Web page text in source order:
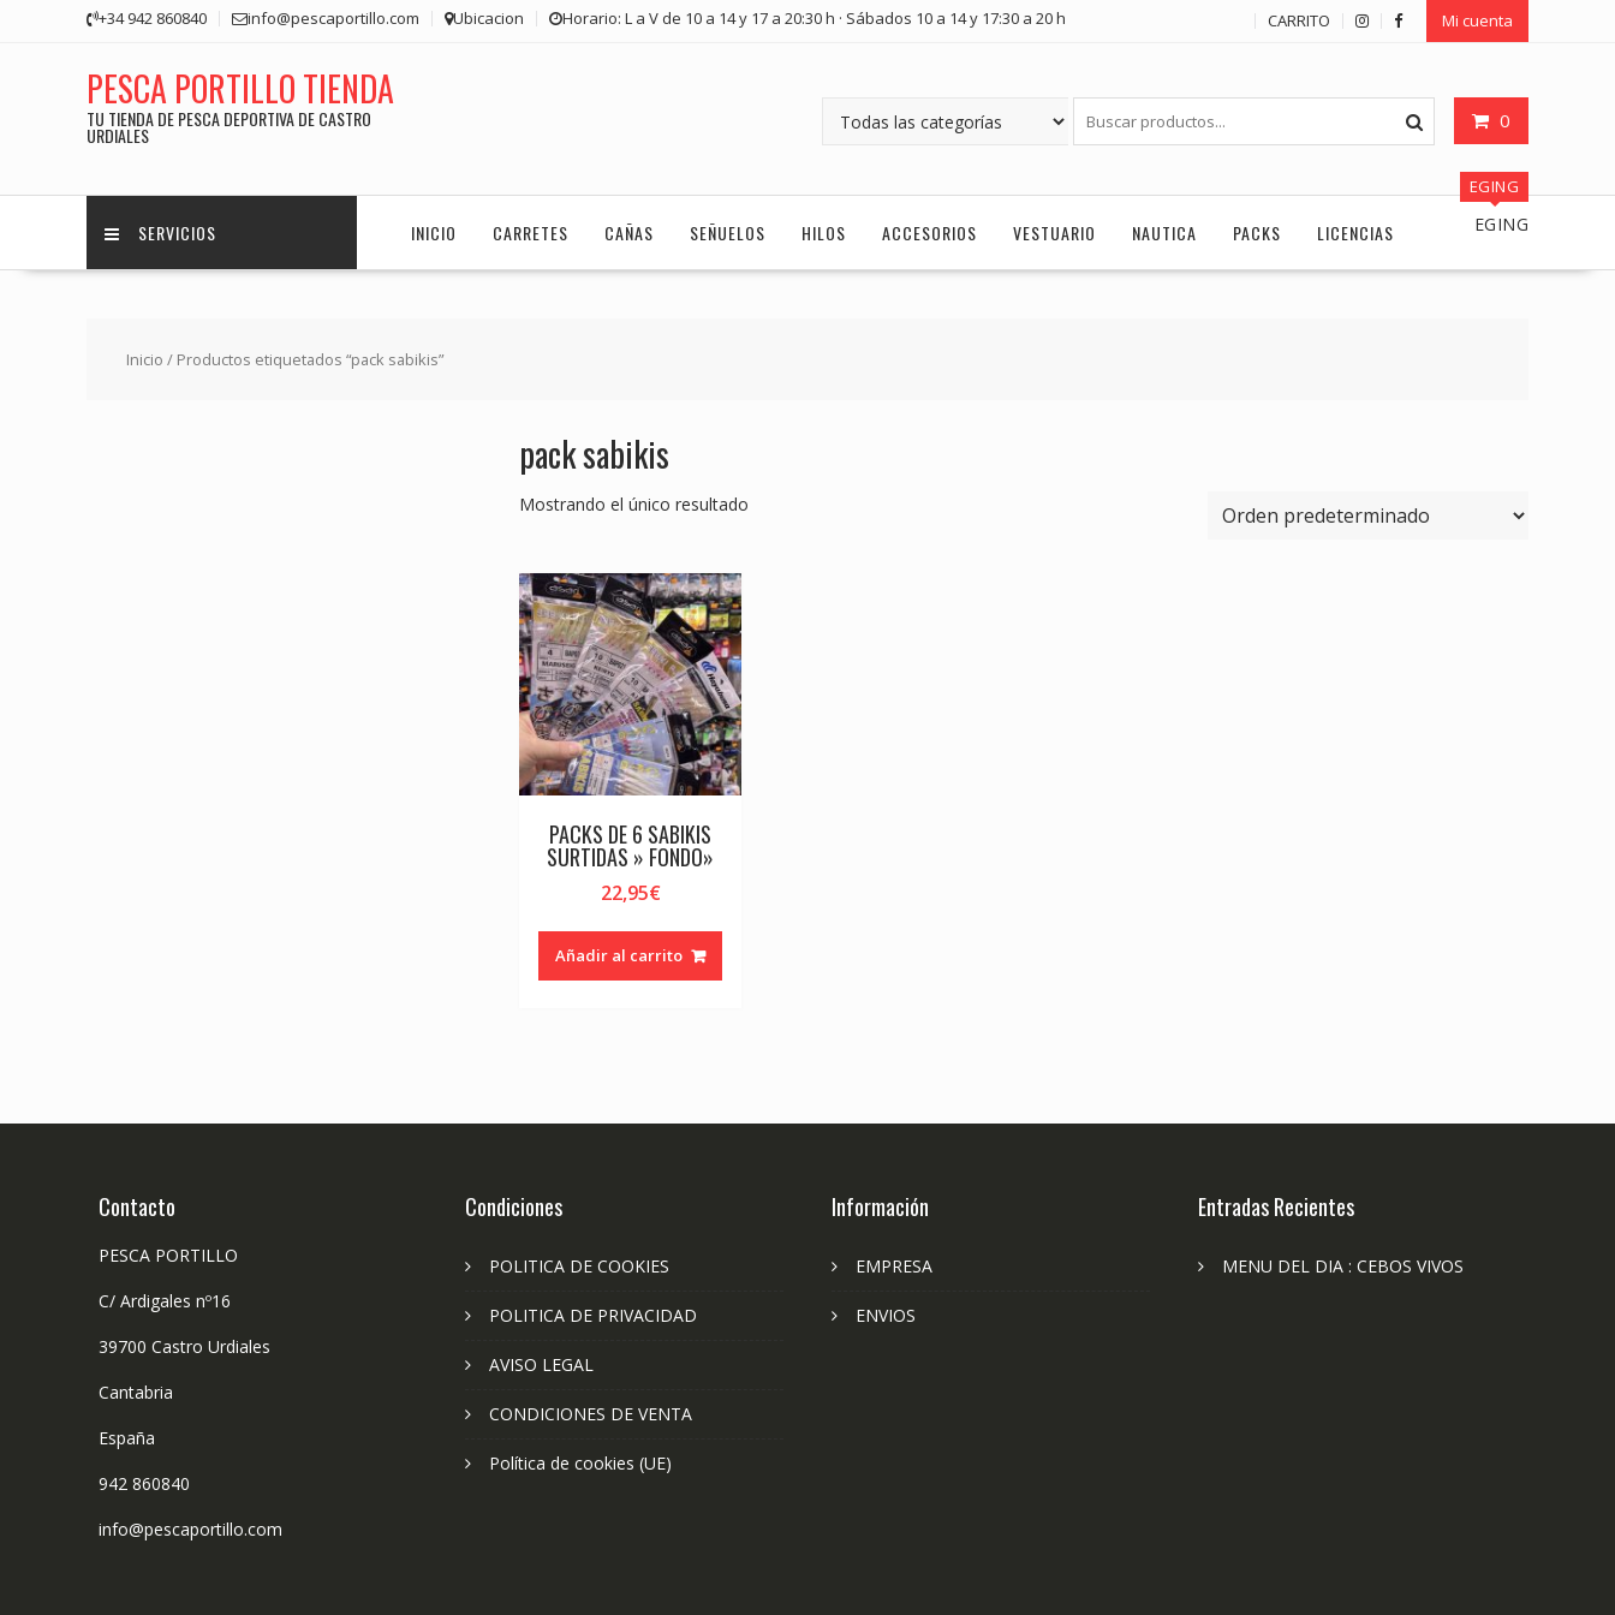
+34 942 860840 info@pescaportillo.com Ubicacion Horario: L a V de 10 a 14 y 17 a 20:30 h · Sábados 10 a 14 y 17:30 a 20 h CARRITO Mi cuenta
PESCA PORTILLO TIENDA
TU TIENDA DE PESCA DEPORTIVA DE CASTRO
URDIALES
0
SERVICIOS INICIO CARRETES CAÑAS SEÑUELOS HILOS ACCESORIOS VESTUARIO NAUTICA PACKS LICENCIAS
EGING
EGING
Inicio / Productos etiquetados “pack sabikis”
pack sabikis
Mostrando el único resultado
PACKS DE 6 SABIKIS
SURTIDAS » FONDO»
22,95€
Añadir al carrito
Contacto
PESCA PORTILLO
C/ Ardigales nº16
39700 Castro Urdiales
Cantabria
España
942 860840
info@pescaportillo.com
Condiciones
POLITICA DE COOKIES
POLITICA DE PRIVACIDAD
AVISO LEGAL
CONDICIONES DE VENTA
Política de cookies (UE)
Información
EMPRESA
ENVIOS
Entradas Recientes
MENU DEL DIA : CEBOS VIVOS